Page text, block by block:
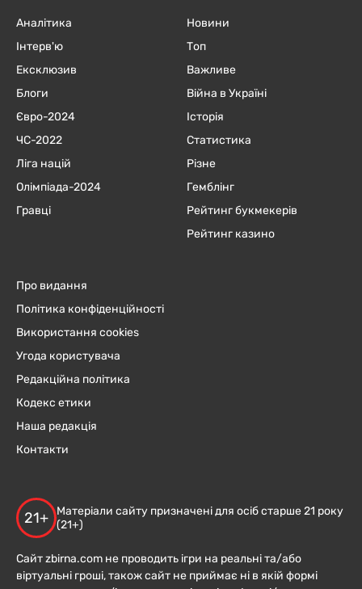
Аналітика
Інтерв'ю
Ексклюзив
Блоги
Євро-2024
ЧC-2022
Ліга націй
Олімпіада-2024
Гравці
Новини
Топ
Важливе
Війна в Україні
Історія
Статистика
Різне
Гемблінг
Рейтинг букмекерів
Рейтинг казино
Про видання
Політика конфіденційності
Використання cookies
Угода користувача
Редакційна політика
Кодекс етики
Наша редакція
Контакти
21+
Матеріали сайту призначені для осіб старше 21 року
(21+)
Сайт zbirna.com не проводить ігри на реальні та/або
віртуальні гроші, також сайт не приймає ні в якій формі